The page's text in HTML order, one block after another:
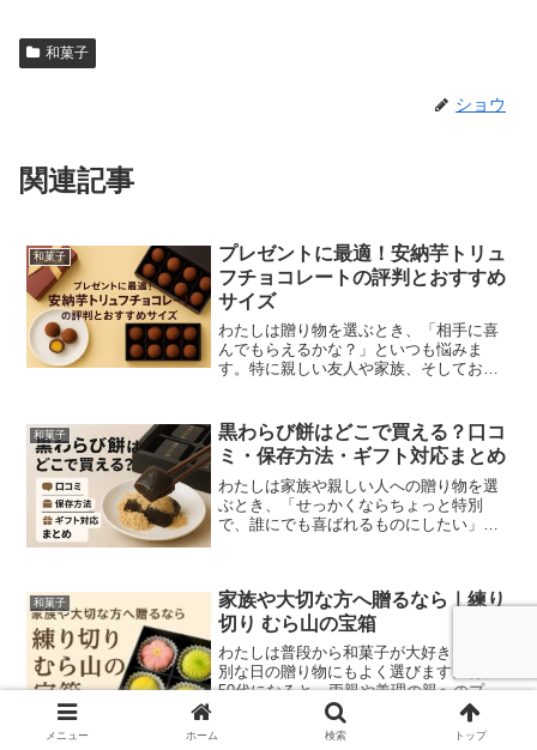
和菓子
ショウ
関連記事
和菓子
プレゼントに最適！安納芋トリュ
フチョコレートの評判とおすすめ
サイズ
わたしは贈り物を選ぶとき、「相手に喜
んでもらえるかな？」といつも悩みま
す。特に親しい友人や家族、そしてお世
そんなときに出会ったのが 「安納芋トリ
ュフチョコレート」。鹿児...
和菓子
黒わらび餅はどこで買える？口コ
ミ・保存方法・ギフト対応まとめ
わたしは家族や親しい人への贈り物を選
ぶとき、「せっかくならちょっと特別
で、誰にでも喜ばれるものにしたい」と
上品さが感じられる和菓子で...
和菓子
家族や大切な方へ贈るなら｜練り
切り むら山の宝箱
わたしは普段から和菓子が大好きで、特
別な日の贈り物にもよく選びます。特に
50代になると、両親や義理の親へのプレ
ゼント、家族とのお茶時間に「ちょっと
上品で華やかなものを選びたい」という
メニュー ホーム 検索 トップ